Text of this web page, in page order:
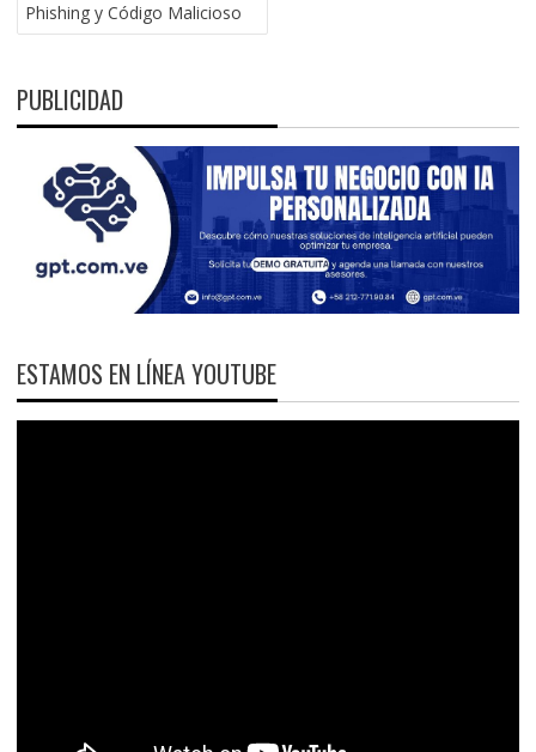
Phishing y Código Malicioso
PUBLICIDAD
ESTAMOS EN LÍNEA YOUTUBE